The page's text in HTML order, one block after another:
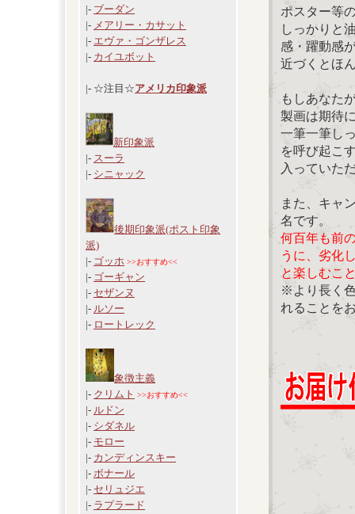
|- ブーダン
|- メアリー・カサット
|- エヴァ・ゴンザレス
|- カイユボット
|- ☆注目☆アメリカ印象派
新印象派
|- スーラ
|- シニャック
後期印象派(ポスト印象
派)
|- ゴッホ >>おすすめ<<
|- ゴーギャン
|- セザンヌ
|- ルソー
|- ロートレック
象徴主義
|- クリムト >>おすすめ<<
|- ルドン
|- シダネル
|- モロー
|- カンディンスキー
|- ボナール
|- セリュジエ
|- ラプラード
ポスター等
しっかりと
感・躍動感
近づくとほ
もしあなた
製画は期待
一筆一筆し
を呼び起こ
入っていた
また、キャ
名です。
何百年も前
うに、劣化
と楽しむこ
※より長く
れることを